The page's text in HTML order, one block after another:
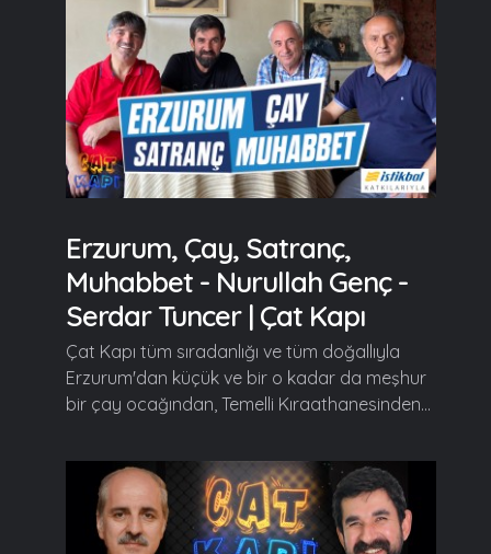
Erzurum, Çay, Satranç,
Muhabbet - Nurullah Genç -
Serdar Tuncer | Çat Kapı
Çat Kapı tüm sıradanlığı ve tüm doğallıyla
Erzurum'dan küçük ve bir o kadar da meşhur
bir çay ocağından, Temelli Kıraathanesinden...